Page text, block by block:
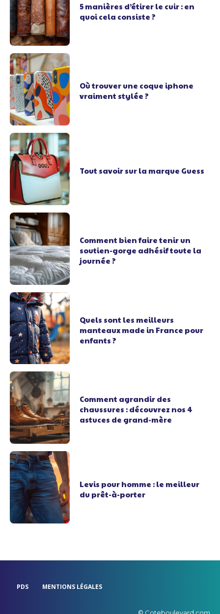
5 manières d’étirer le cuir : en
quoi cela consiste ?
Où trouver une coque iphone
vraiment stylée ?
Tout savoir sur la marque Guess
Comment bien faire tenir un
soutien-gorge adhésif toute la
journée ?
Quels sont les meilleurs
manteaux made in France pour
enfants ?
Comment agrandir des
chaussures : découvrez nos 4
astuces de grand-mère
Levis pour homme : le meilleur
du prêt-à-porter
PDS MENTIONS LÉGALES